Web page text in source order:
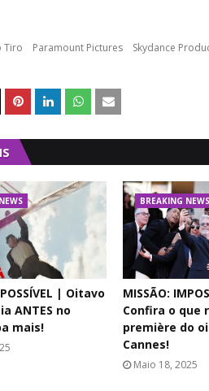
Tiro Paramount Pictures
Skydance
| Oitavo
ANTES no
mais!
BREAKING NEWS
MISSÃO:
Confira o que
première do
Cannes!
Maio 18, 2025